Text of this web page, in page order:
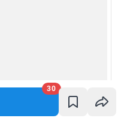
30